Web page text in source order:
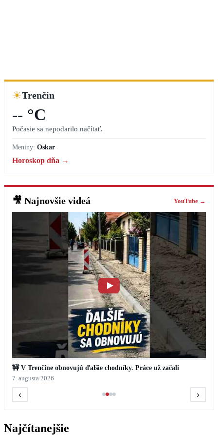
☀Trenčín
-- °C
Počasie sa nepodarilo načítať.
Meniny: Oskar
Horoskop dňa →
🎥 Najnovšie videá YouTube →
🚧 V Trenčíne obnovujú ďalšie chodníky. Práce už začali
7. augusta 2026
‹ ›
Najčítanejšie